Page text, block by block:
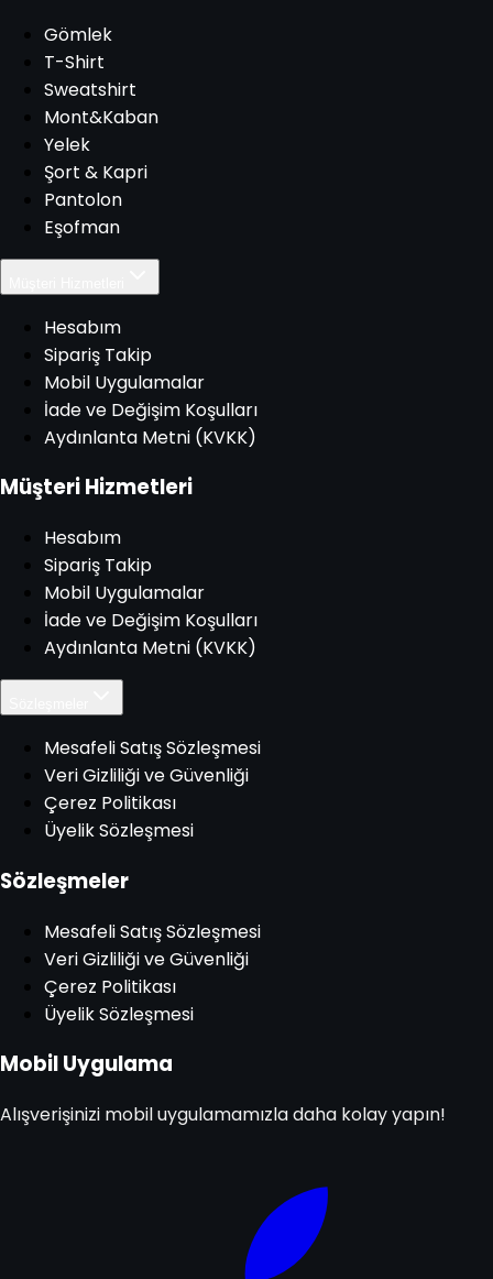
Gömlek
T-Shirt
Sweatshirt
Mont&Kaban
Yelek
Şort & Kapri
Pantolon
Eşofman
Hesabım
Sipariş Takip
Mobil Uygulamalar
İade ve Değişim Koşulları
Aydınlanta Metni (KVKK)
Müşteri Hizmetleri
Hesabım
Sipariş Takip
Mobil Uygulamalar
İade ve Değişim Koşulları
Aydınlanta Metni (KVKK)
Mesafeli Satış Sözleşmesi
Veri Gizliliği ve Güvenliği
Çerez Politikası
Üyelik Sözleşmesi
Sözleşmeler
Mesafeli Satış Sözleşmesi
Veri Gizliliği ve Güvenliği
Çerez Politikası
Üyelik Sözleşmesi
Mobil Uygulama
Alışverişinizi mobil uygulamamızla daha kolay yapın!